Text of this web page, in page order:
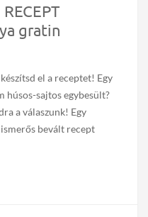
gratin
el a receptet! Egy
húsos-sajtos egybesült?
a válaszunk! Egy
bevált recept